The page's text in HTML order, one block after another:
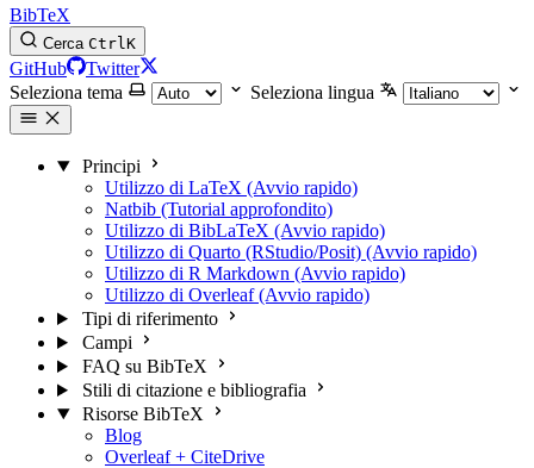
BibTeX
Cerca CtrlK
GitHub
Twitter
Seleziona tema
Seleziona lingua
Principi
Utilizzo di LaTeX (Avvio rapido)
Natbib (Tutorial approfondito)
Utilizzo di BibLaTeX (Avvio rapido)
Utilizzo di Quarto (RStudio/Posit) (Avvio rapido)
Utilizzo di R Markdown (Avvio rapido)
Utilizzo di Overleaf (Avvio rapido)
Tipi di riferimento
Campi
FAQ su BibTeX
Stili di citazione e bibliografia
Risorse BibTeX
Blog
Overleaf + CiteDrive